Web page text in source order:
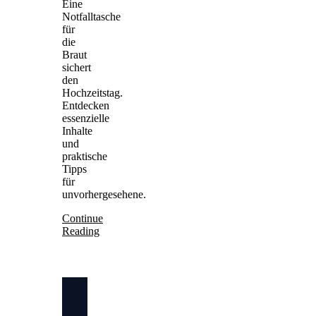
Eine
Notfalltasche
für
die
Braut
sichert
den
Hochzeitstag.
Entdecken
essenzielle
Inhalte
und
praktische
Tipps
für
unvorhergesehene.
Continue
Reading